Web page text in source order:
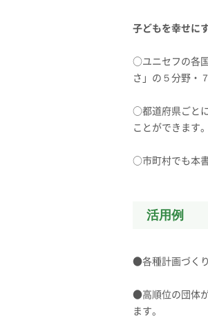
子どもを幸せに
○ユニセフの各
さ」の５分野・
○都道府県ごと
ことができます。
○市町村でも本
活用例
●各種計画づく
●高順位の団体
ます。